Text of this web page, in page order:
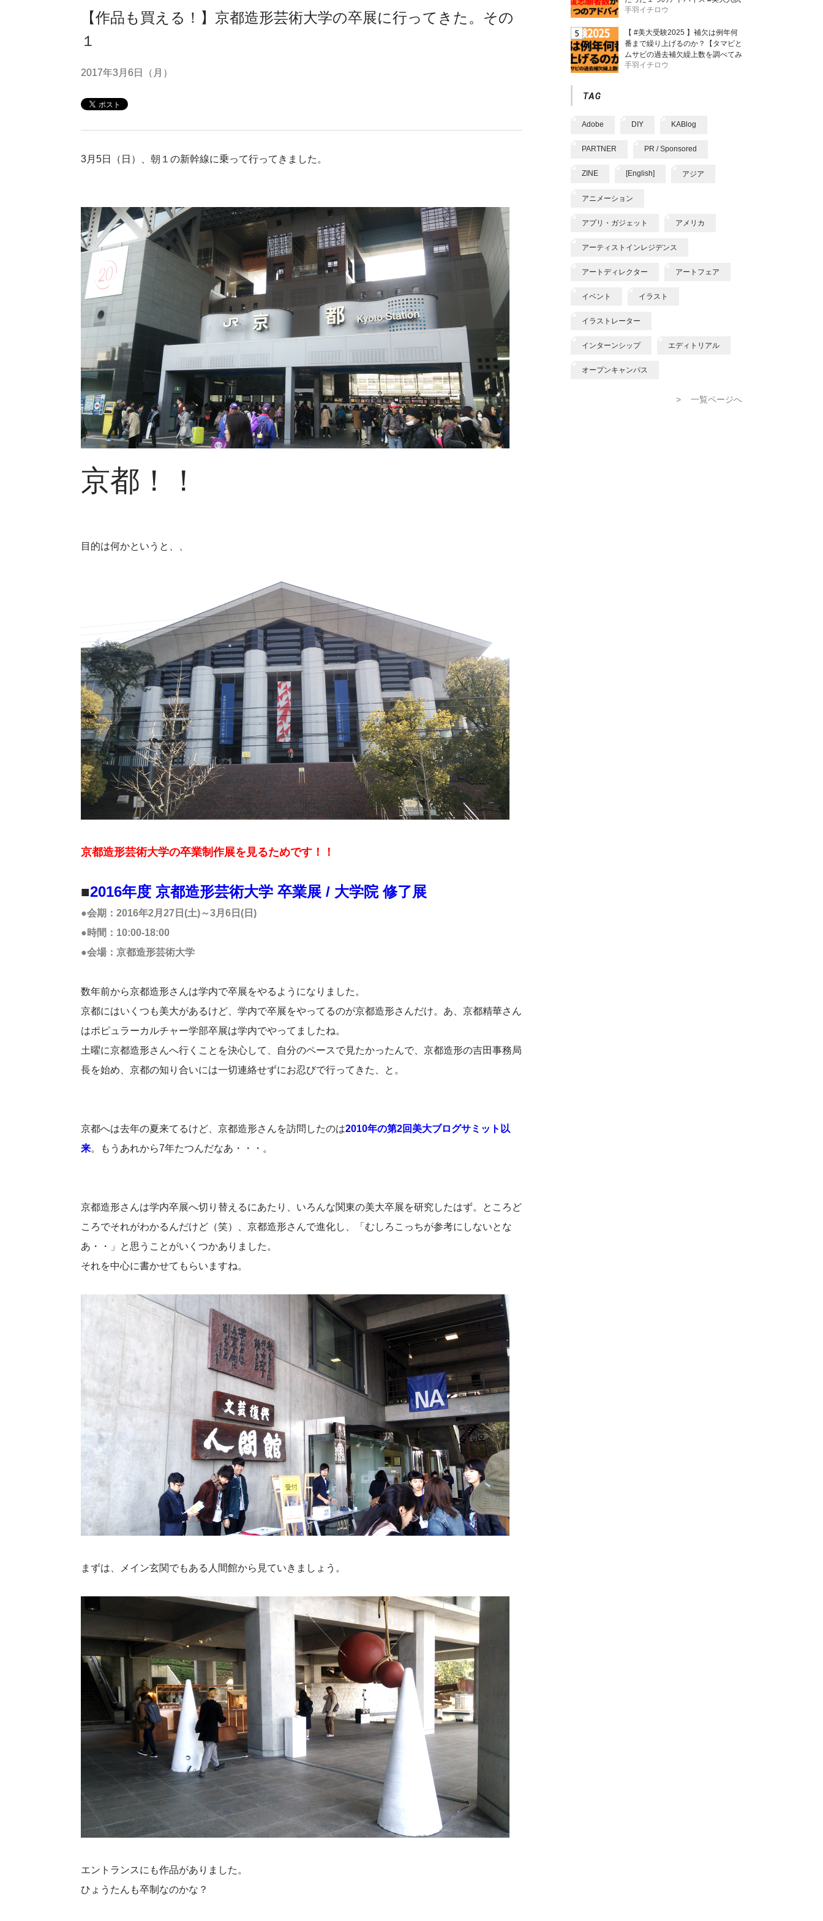
【作品も買える！】京都造形芸術大学の卒展に行ってきた。その
１
2017年3月6日（月）
3月5日（日）、朝１の新幹線に乗って行ってきました。
京都！！
目的は何かというと、、
京都造形芸術大学の卒業制作展を見るためです！！
■2016年度 京都造形芸術大学 卒業展 / 大学院 修了展
●会期：2016年2月27日(土)～3月6日(日)
●時間：10:00-18:00
●会場：京都造形芸術大学
数年前から京都造形さんは学内で卒展をやるようになりました。
京都にはいくつも美大があるけど、学内で卒展をやってるのが京都造形さんだけ。あ、京都精華さん
はポピュラーカルチャー学部卒展は学内でやってましたね。
土曜に京都造形さんへ行くことを決心して、自分のペースで見たかったんで、京都造形の吉田事務局
長を始め、京都の知り合いには一切連絡せずにお忍びで行ってきた、と。
京都へは去年の夏来てるけど、京都造形さんを訪問したのは2010年の第2回美大ブログサミット以
来。もうあれから7年たつんだなあ・・・。
京都造形さんは学内卒展へ切り替えるにあたり、いろんな関東の美大卒展を研究したはず。ところど
ころでそれがわかるんだけど（笑）、京都造形さんで進化し、「むしろこっちが参考にしないとな
あ・・」と思うことがいくつかありました。
それを中心に書かせてもらいますね。
まずは、メイン玄関でもある人間館から見ていきましょう。
エントランスにも作品がありました。
ひょうたんも卒制なのかな？
手羽イチロウ
【 #美大受験2025 】補欠は例年何
番まで繰り上げるのか？【タマビと
ムサビの過去補欠繰上数を調べてみ
た】
手羽イチロウ
Adobe DIY KABlog
PARTNER PR / Sponsored
ZINE [English] アジア
アニメーション
アプリ・ガジェット アメリカ
アーティストインレジデンス
アートディレクター アートフェア
イベント イラスト
イラストレーター
インターンシップ エディトリアル
オープンキャンパス
> 一覧ページへ